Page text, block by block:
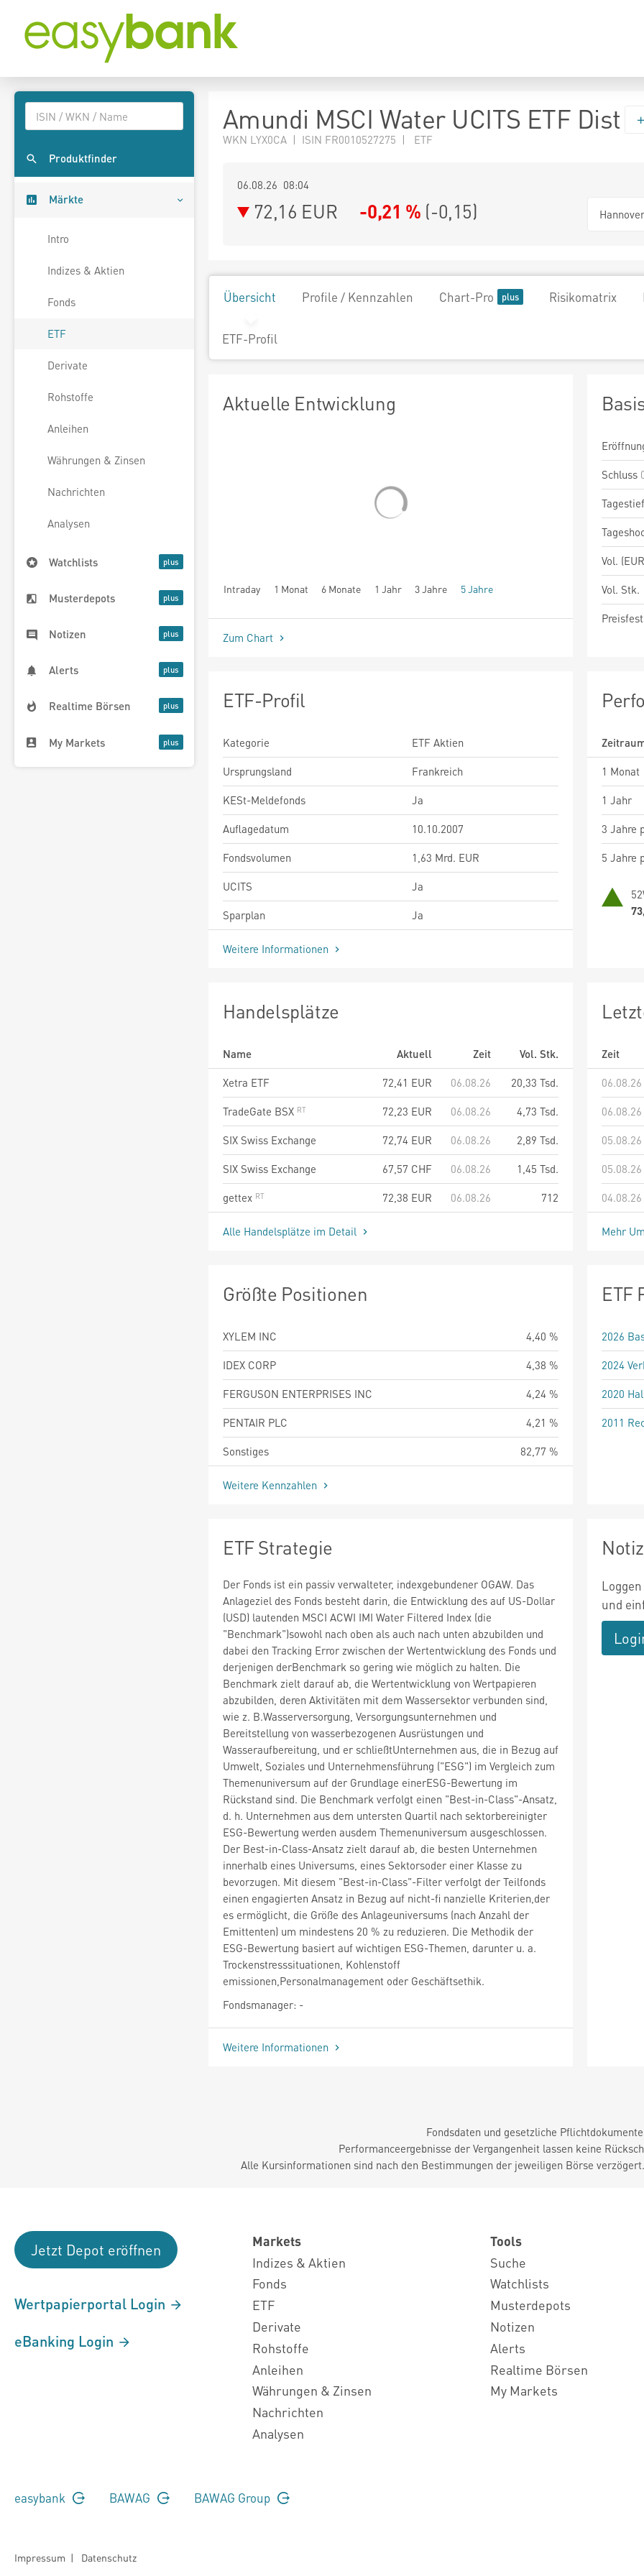
Produktfinder
Märkte
Intro
Indizes & Aktien
Fonds
ETF
Derivate
Rohstoffe
Anleihen
Währungen & Zinsen
Nachrichten
Analysen
Watchlists
Musterdepots
Notizen
Alerts
Realtime Börsen
My Markets
Amundi MSCI Water UCITS ETF Dist
WKN LYX0CA | ISIN FR0010527275 | ETF
06.08.26 08:04
72,16 EUR -0,21 % (-0,15) Hannover
Übersicht Profile / Kennzahlen Chart-Pro Risikomatrix
ETF-Profil
Aktuelle Entwicklung
Intraday 1 Monat 6 Monate 1 Jahr 3 Jahre 5 Jahre
seit Beginn
Zum Chart
Schluss
Tagestief
Vol.
Vol. Stk.
ETF-Profil
Kategorie
ETF Aktien
Ursprungsland
Frankreich
KESt-Meldefonds
Ja
Auflagedatum
10.10.2007
Fondsvolumen
1,63 Mrd. EUR
UCITS
Ja
Sparplan
Ja
Weitere Informationen
1 Monat
1 Jahr
3 Jahre
5 Jahre
Handelsplätze
Name Aktuell Zeit
Vol. Stk.
Xetra ETF
72,41 EUR 06.08.26
20,33 Tsd.
TradeGate BSX
72,23 EUR 06.08.26
4,73 Tsd.
SIX Swiss Exchange
72,74 EUR 06.08.26
2,89 Tsd.
SIX Swiss Exchange
67,57 CHF 06.08.26
1,45 Tsd.
gettex
72,38 EUR 06.08.26 712
Alle Handelsplätze im Detail
Zeit
Mehr
Größte Positionen
XYLEM INC
4,40 %
IDEX CORP
4,38 %
FERGUSON ENTERPRISES INC
4,24 %
PENTAIR PLC
4,21 %
Sonstiges
82,77 %
Weitere Kennzahlen
ETF
2026
2024
2020
2011
ETF Strategie
Der Fonds ist ein passiv verwalteter, indexgebundener OGAW. Das
Anlageziel des Fonds besteht darin, die Entwicklung des auf US-Dollar
(USD) lautenden MSCI ACWI IMI Water Filtered Index (die
"Benchmark")sowohl nach oben als auch nach unten abzubilden und
dabei den Tracking Error zwischen der Wertentwicklung des Fonds und
derjenigen derBenchmark so gering wie möglich zu halten. Die
Benchmark zielt darauf ab, die Wertentwicklung von Wertpapieren
abzubilden, deren Aktivitäten mit dem Wassersektor verbunden sind,
wie z. B.Wasserversorgung, Versorgungsunternehmen und
Bereitstellung von wasserbezogenen Ausrüstungen und
Wasseraufbereitung, und er schließtUnternehmen aus, die in Bezug auf
Umwelt, Soziales und Unternehmensführung ("ESG") im Vergleich zum
Themenuniversum auf der Grundlage einerESG-Bewertung im
Rückstand sind. Die Benchmark verfolgt einen "Best-in-Class"-Ansatz,
d. h. Unternehmen aus dem untersten Quartil nach sektorbereinigter
ESG-Bewertung werden ausdem Themenuniversum ausgeschlossen.
Der Best-in-Class-Ansatz zielt darauf ab, die besten Unternehmen
innerhalb eines Universums, eines Sektorsoder einer Klasse zu
bevorzugen. Mit diesem "Best-in-Class"-Filter verfolgt der Teilfonds
einen engagierten Ansatz in Bezug auf nicht-fi nanzielle Kriterien,der
es ermöglicht, die Größe des Anlageuniversums (nach Anzahl der
Emittenten) um mindestens 20 % zu reduzieren. Die Methodik der
ESG-Bewertung basiert auf wichtigen ESG-Themen, darunter u. a.
Trockenstresssituationen, Kohlenstoff
emissionen,Personalmanagement oder Geschäftsethik.
Fondsmanager: -
Weitere Informationen
und
Fondsdaten und gesetzliche
Performanceergebnisse der Vergangenheit lassen keine
Alle Kursinformationen sind nach den Bestimmungen der jeweiligen Börse
Jetzt Depot eröffnen
Wertpapierportal Login
eBanking Login
Markets
Indizes & Aktien
Fonds
ETF
Derivate
Rohstoffe
Anleihen
Währungen & Zinsen
Nachrichten
Analysen
Tools
Suche
Watchlists
Musterdepots
Notizen
Alerts
Realtime Börsen
My Markets
easybank BAWAG BAWAG Group
Impressum | Datenschutz